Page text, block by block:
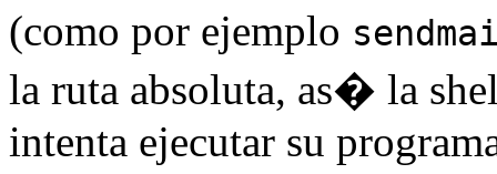
(como por ejemplo
la ruta absoluta, as� la
intenta ejecutar su